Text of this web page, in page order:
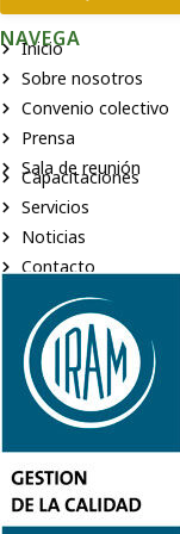
NAVEGA
Inicio
Sobre nosotros
Convenio colectivo
Prensa
Sala de reunión
Capacitaciones
Servicios
Noticias
Contacto